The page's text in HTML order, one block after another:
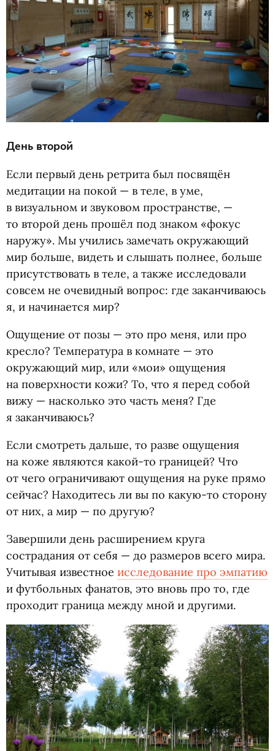
День второй
Если первый день ретрита был посвящён
медитации на покой — в теле, в уме,
в визуальном и звуковом пространстве, —
то второй день прошёл под знаком «фокус
наружу». Мы учились замечать окружающий
мир больше, видеть и слышать полнее, больше
присутствовать в теле, а также исследовали
совсем не очевидный вопрос: где заканчиваюсь
я, и начинается мир?
Ощущение от позы — это про меня, или про
кресло? Температура в комнате — это
окружающий мир, или «мои» ощущения
на поверхности кожи? То, что я перед собой
вижу — насколько это часть меня? Где
я заканчиваюсь?
Если смотреть дальше, то разве ощущения
на коже являются какой-то границей? Что
от чего ограничивают ощущения на руке прямо
сейчас? Находитесь ли вы по какую-то сторону
от них, а мир — по другую?
Завершили день расширением круга
сострадания от себя — до размеров всего мира.
Учитывая известное исследование про эмпатию
и футбольных фанатов, это вновь про то, где
проходит граница между мной и другими.